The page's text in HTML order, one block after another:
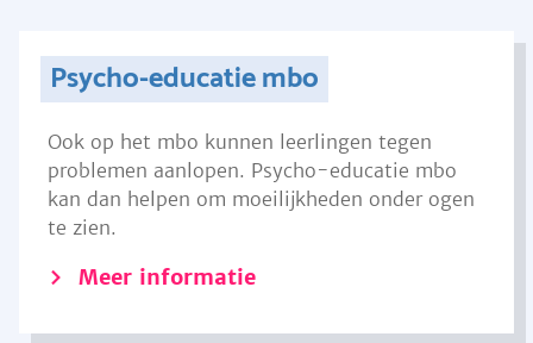
Psycho-educatie mbo
Ook op het mbo kunnen leerlingen tegen
problemen aanlopen. Psycho-educatie mbo
kan dan helpen om moeilijkheden onder ogen
te zien.
Meer informatie